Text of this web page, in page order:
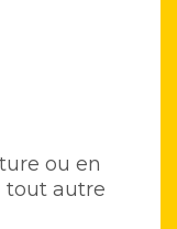
ou en
tout autre